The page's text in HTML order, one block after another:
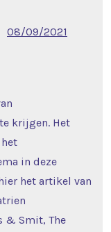
08/09/2021
krijgen. Het
in deze
het artikel van
& Smit, The